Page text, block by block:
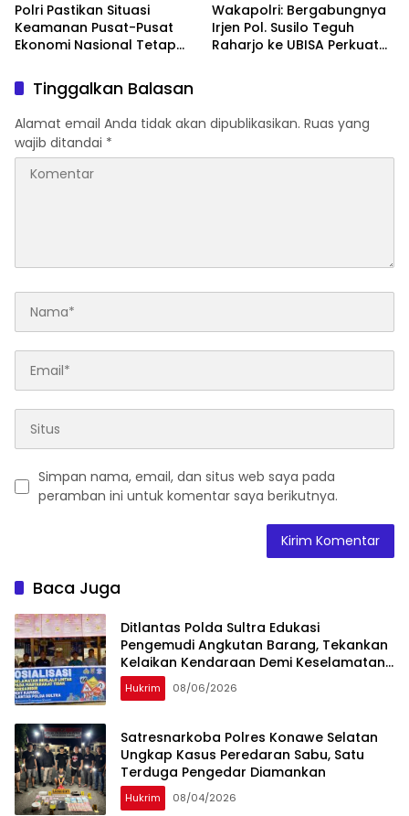
Polri Pastikan Situasi
Keamanan Pusat-Pusat
Ekonomi Nasional Tetap
Wakapolri: Bergabungnya
Irjen Pol. Susilo Teguh
Raharjo ke UBISA Perkuat
Tinggalkan Balasan
Alamat email Anda tidak akan dipublikasikan. Ruas yang
wajib ditandai *
Simpan nama, email, dan situs web saya pada
peramban ini untuk komentar saya berikutnya.
Baca Juga
Ditlantas Polda Sultra Edukasi
Pengemudi Angkutan Barang, Tekankan
Kelaikan Kendaraan Demi Keselamatan
Berlalu Lintas
Hukrim 08/06/2026
Satresnarkoba Polres Konawe Selatan
Ungkap Kasus Peredaran Sabu, Satu
Terduga Pengedar Diamankan
Hukrim 08/04/2026